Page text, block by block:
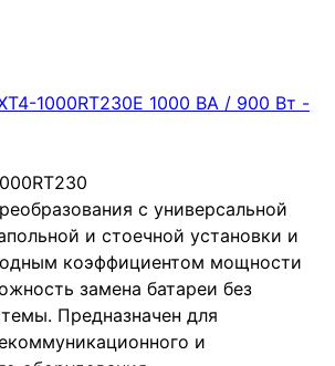
с универсальной
и стоечной установки и
коэффициентом мощности
замена батареи без
Предназначен для
и